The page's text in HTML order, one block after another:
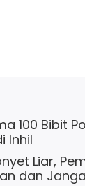
100 Bibit
Inhil
Liar,
dan